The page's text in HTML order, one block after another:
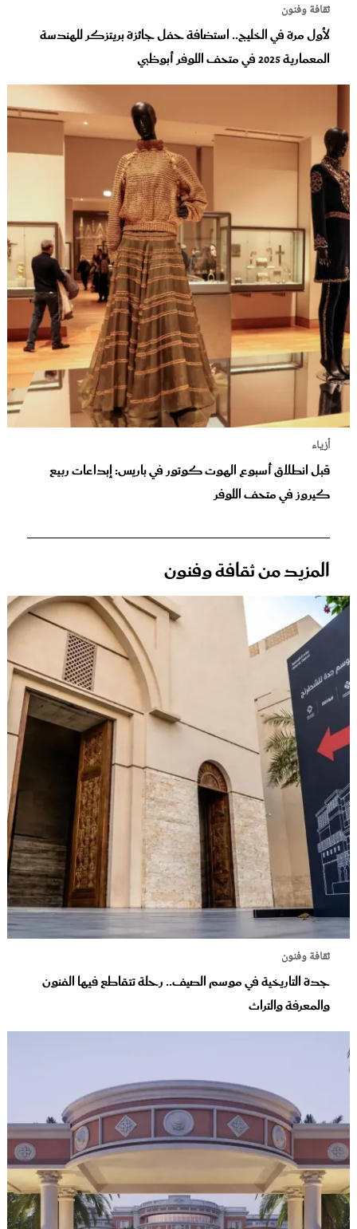
ثقافة وفنون
لأول مرة في الخليج.. استضافة حفل جائزة بريتزكر للهندسة
المعمارية 2025 في متحف اللوفر أبوظبي
أزياء
قبل انطلاق أسبوع الهوت كوتور في باريس: إبداعات ربيع
كيروز في متحف اللوفر
المزيد من ثقافة وفنون
ثقافة وفنون
جدة التاريخية في موسم الصيف.. رحلة تتقاطع فيها الفنون
والمعرفة والتراث